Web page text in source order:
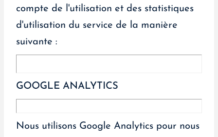
compte de l'utilisation et des statistiques
d'utilisation du service de la manière
suivante :
GOOGLE ANALYTICS
Nous utilisons Google Analytics pour nous